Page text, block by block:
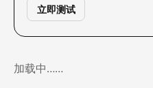
立即测试
加载中……